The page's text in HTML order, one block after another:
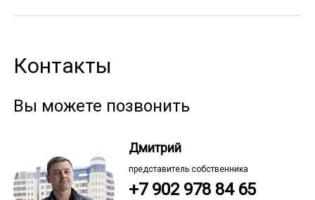
Контакты
Вы можете позвонить
Дмитрий
представитель собственника
+7 902 978 84 65